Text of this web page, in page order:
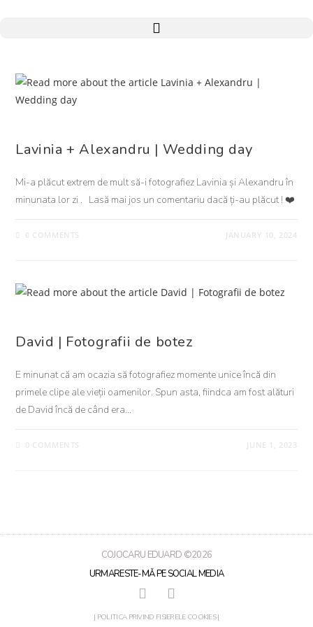
Lavinia + Alexandru | Wedding day
Mi-a plăcut extrem de mult să-i fotografiez Lavinia și Alexandru în
minunata lor zi . Lasă mai jos un comentariu dacă ți-au plăcut ! ❤️
0 COMMENTS JANUARY 10, 2024
David | Fotografii de botez
E minunat că am ocazia să fotografiez momente unice încă din
primele clipe ale vieții oamenilor. Spun asta, fiindca am fost alături
de David încă de când era…
0 COMMENTS JUNE 1, 2023
COJOCARU EDUARD ©2026
URMARESTE-MǍ PE SOCIAL MEDIA
| POLITICA PRIVIND FISIERELE COOKIES |